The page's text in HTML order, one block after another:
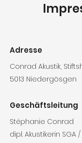
Adresse
Conrad Akustik,
5013 Niedergösgen
Geschäftsleitung
Stéphanie Conrad
dipl. Akustikerin SGA